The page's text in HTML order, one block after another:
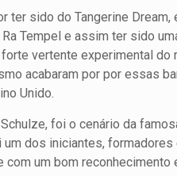
ter sido do Tangerine
Tempel e assim ter sido
forte vertente experimental
acabaram por por essas
Unido.
foi o cenário da
um dos iniciantes,
um bom reconhecimento